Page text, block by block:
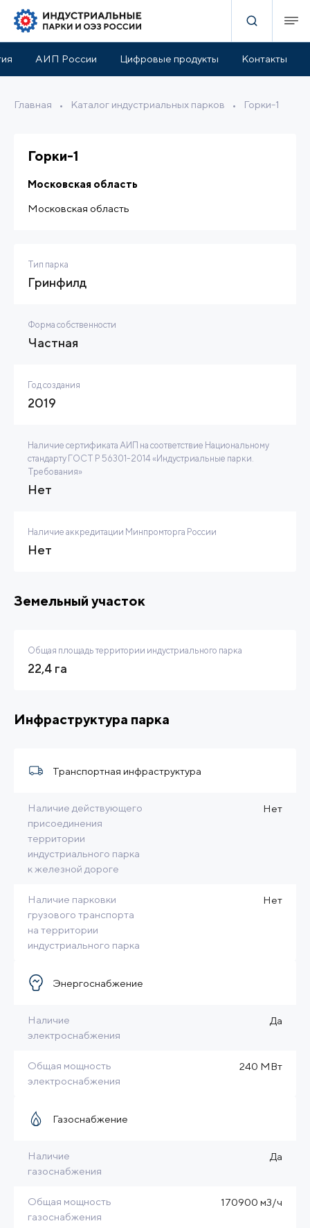
АИП России Цифровые продукты Контакты
Главная • Каталог индустриальных парков • Горки-1
парка Льготы и поддержка Расположение
Горки-1
Московская область
Московская область
Тип парка
Гринфилд
Форма собственности
Частная
Год создания
2019
Наличие сертификата АИП на соответствие Национальному
стандарту ГОСТ Р 56301-2014 «Индустриальные парки.
Требования»
Нет
Наличие аккредитации Минпромторга России
Нет
Земельный участок
Общая площадь территории индустриального парка
22,4 га
Инфраструктура парка
Транспортная инфраструктура
Наличие действующего
присоединения
территории
индустриального парка
к железной дороге
Нет
Наличие парковки
грузового транспорта
на территории
индустриального парка
Нет
Энергоснабжение
Наличие
электроснабжения
Да
Общая мощность
электроснабжения
240 МВт
Газоснабжение
Наличие
газоснабжения
Да
Общая мощность
газоснабжения
170900 м3/ч